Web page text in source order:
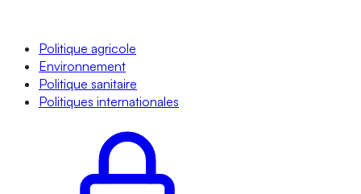
Politique agricole
Environnement
Politique sanitaire
Politiques internationales